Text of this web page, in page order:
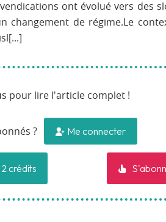
ont évolué vers des
changement de régime.Le
pour lire l'article complet !
? Me connecter
crédits